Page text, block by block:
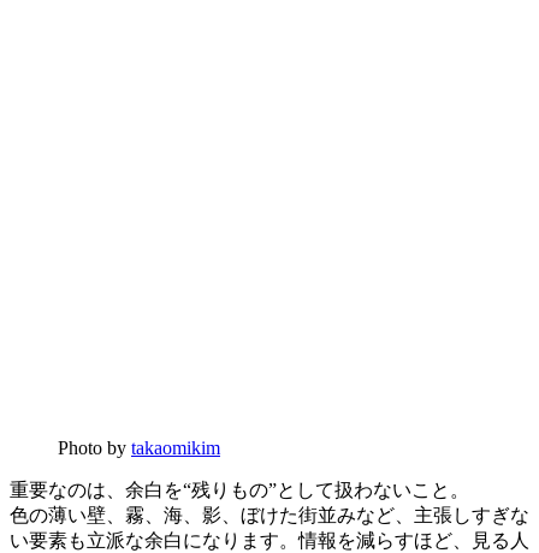
Photo by takaomikim
重要なのは、余白を“残りもの”として扱わないこと。
色の薄い壁、霧、海、影、ぼけた街並みなど、主張しすぎな
い要素も立派な余白になります。情報を減らすほど、見る人